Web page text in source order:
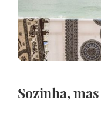
Sozinha,